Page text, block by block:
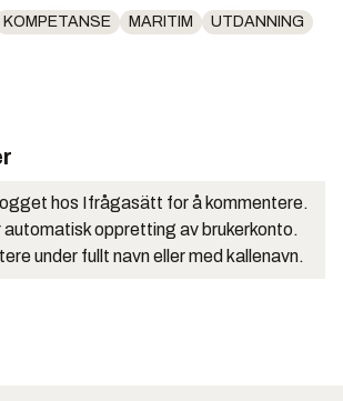
KOMPETANSE MARITIM UTDANNING
hos Ifrågasätt for å kommentere.
oppretting av brukerkonto.
under fullt navn eller med kallenavn.